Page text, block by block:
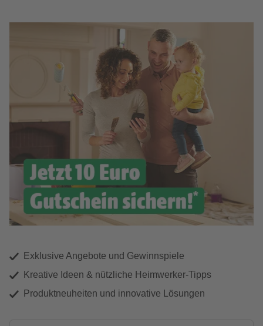
Exklusive Angebote und Gewinnspiele
Kreative Ideen & nützliche Heimwerker-Tipps
Produktneuheiten und innovative Lösungen